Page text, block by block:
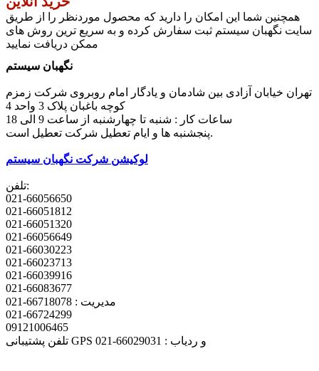
همچنین شما این امکان را دارید که محصول موردنظر را از طریق
سایت نگهبان سیستم ثبت سفارش کرده و به سریع ترین روش های
ممکن دریافت نمایید
نگهبان سیستم
تهران خیابان آزادی بین شادمان و یادگار امام روبروی شرکت زمزم
کوچه باغبان پلاک 3 واحد 4
پنجشنبه ها و ایام تعطیل شرکت تعطیل است.
لوکیشن شرکت نگهبان سیستم
تلفن:
021-66056650
021-66051812
021-66051320
021-66056649
021-66030223
021-66023713
021-66039916
021-66083677
مدیریت : 66718078-021
021-66724299
09121006465
تلفن پشتیبانی GPS و ردیاب : 66029031-021